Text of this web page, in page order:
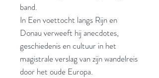
band.
In Een voettocht langs Rijn en
Donau verweeft hij anecdotes,
geschiedenis en cultuur in het
magistrale verslag van zijn wandelreis
door het oude Europa.